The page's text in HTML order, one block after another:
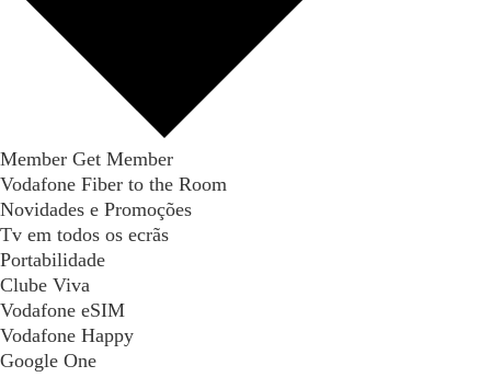
Member Get Member
Vodafone Fiber to the Room
Novidades e Promoções
Tv em todos os ecrãs
Portabilidade
Clube Viva
Vodafone eSIM
Vodafone Happy
Google One